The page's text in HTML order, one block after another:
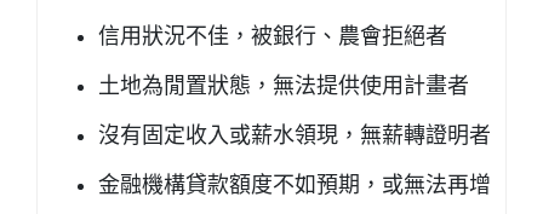
信用狀況不佳，被銀行、農會拒絕者
土地為閒置狀態，無法提供使用計畫者
沒有固定收入或薪水領現，無薪轉證明者
金融機構貸款額度不如預期，或無法再增